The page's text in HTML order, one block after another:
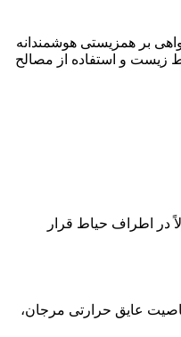
بر همزیستی هوشمندانه
زیست و استفاده از مصالح
در اطراف حیاط قرار
تا 50 سانتی‌متر) که به دلیل خاصیت عایق حرارتی مرجان،